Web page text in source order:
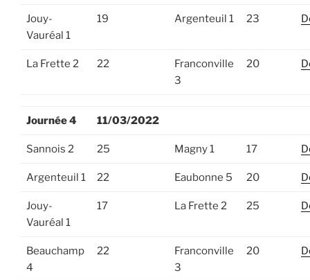
Jouy-
Vauréal 1
19 Argenteuil 1 23
La Frette 2 22
Franconville
3
20
Journée 4 11/03/2022
Sannois 2 25 Magny 1 17
Argenteuil 1 22 Eaubonne 5 20
Jouy-
Vauréal 1
17 La Frette 2 25
Beauchamp
4
22
Franconville
3
20